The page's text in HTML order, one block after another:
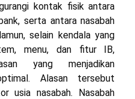
kontak fisik antara
serta antara nasabah
selain kendala yang
menu, dan fitur IB,
yang menjadikan
Alasan tersebut
usia nasabah. Nasabah